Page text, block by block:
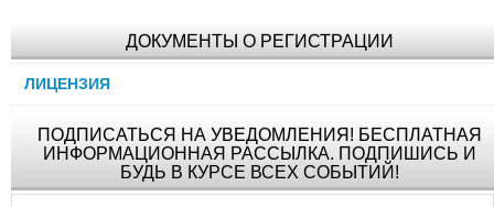
ДОКУМЕНТЫ О РЕГИСТРАЦИИ
ЛИЦЕНЗИЯ
ПОДПИСАТЬСЯ НА УВЕДОМЛЕНИЯ! БЕСПЛАТНАЯ
ИНФОРМАЦИОННАЯ РАССЫЛКА. ПОДПИШИСЬ И
БУДЬ В КУРСЕ ВСЕХ СОБЫТИЙ!